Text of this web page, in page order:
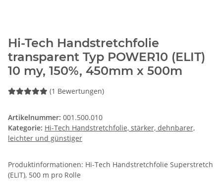
Hi-Tech Handstretchfolie
transparent Typ POWER10 (ELIT)
10 my, 150%, 450mm x 500m
(1 Bewertungen)
Artikelnummer: 001.500.010
Kategorie: Hi-Tech Handstretchfolie, stärker, dehnbarer,
leichter und günstiger
Produktinformationen: Hi-Tech Handstretchfolie Superstretch
(ELIT), 500 m pro Rolle